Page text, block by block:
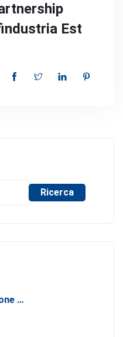
Est
Ricerca
Seconda Edizione Di MANGIA. DONA. AMA: Quando La Gastronomia Incontra La Solidarietà, 11 Settembre 2026